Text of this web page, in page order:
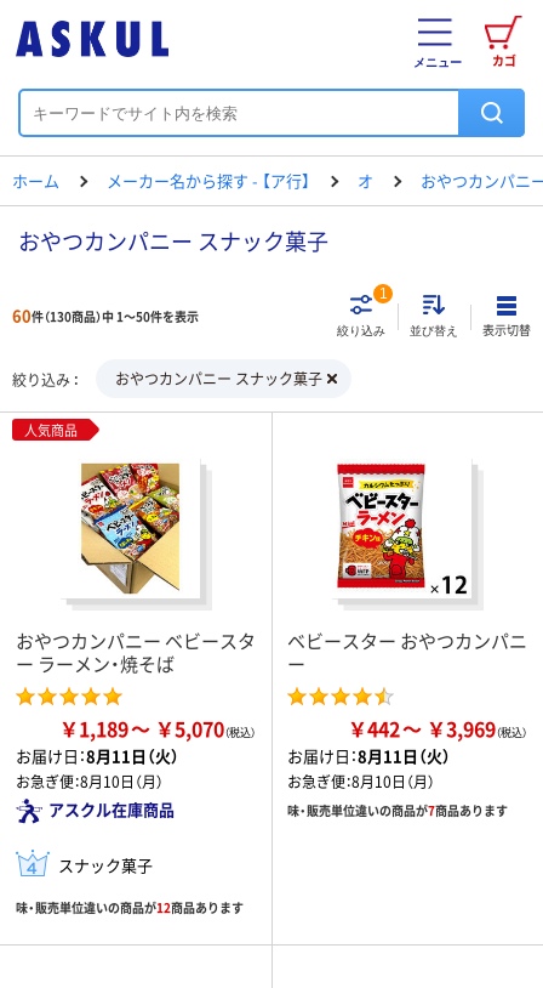
カゴ
メニュー
ホーム メーカー名から探す - 【ア行】 オ おやつカンパニ
おやつカンパニー スナック菓子
60件（130商品）中 1～50件を表示
絞り込み
1
並び替え 表示切替
絞り込み おやつカンパニー スナック菓子
人気商品
おやつカンパニー ベビースタ
ー ラーメン・焼そば
￥1,189 ￥5,070
お届け日：8月11日（火）
お急ぎ便：8月10日（月）
アスクル在庫商品
スナック菓子
味・販売単位違いの商品が12商品あります
ベビースター おやつカンパニ
ー
￥442 ￥3,969
お届け日：8月11日（火）
お急ぎ便：8月10日（月）
味・販売単位違いの商品が7商品あります